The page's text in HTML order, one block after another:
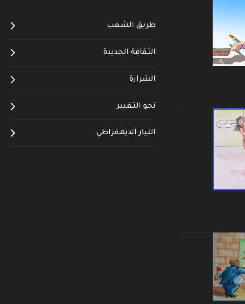
طريق الشعب
الثقافة الجديدة
الشرارة
نحو التغيير
التيار الديمقراطي